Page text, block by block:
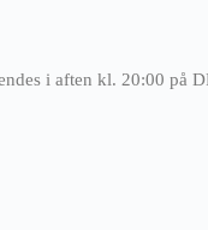
i aften kl. 20:00 på